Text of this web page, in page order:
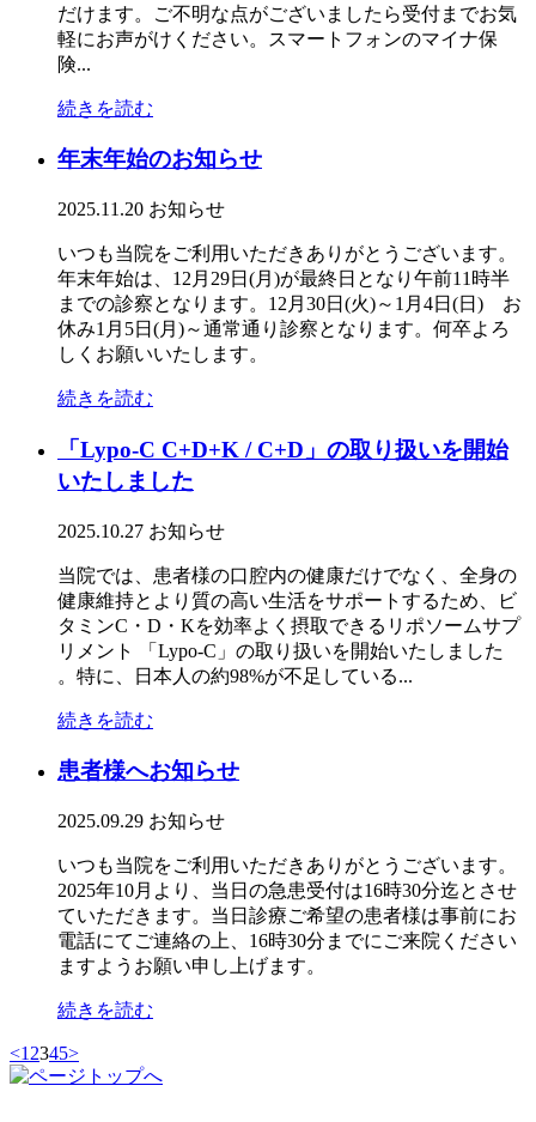
だけます。ご不明な点がございましたら受付までお気
軽にお声がけください。スマートフォンのマイナ保
険...
続きを読む
年末年始のお知らせ
2025.11.20 お知らせ
いつも当院をご利用いただきありがとうございます。
年末年始は、12月29日(月)が最終日となり午前11時半
までの診察となります。12月30日(火)～1月4日(日) お
休み1月5日(月)～通常通り診察となります。何卒よろ
しくお願いいたします。
続きを読む
「Lypo-C C+D+K / C+D」の取り扱いを開始
いたしました
2025.10.27 お知らせ
当院では、患者様の口腔内の健康だけでなく、全身の
健康維持とより質の高い生活をサポートするため、ビ
タミンC・D・Kを効率よく摂取できるリポソームサプ
リメント 「Lypo-C」の取り扱いを開始いたしました
。特に、日本人の約98%が不足している...
続きを読む
患者様へお知らせ
2025.09.29 お知らせ
いつも当院をご利用いただきありがとうございます。
2025年10月より、当日の急患受付は16時30分迄とさせ
ていただきます。当日診療ご希望の患者様は事前にお
電話にてご連絡の上、16時30分までにご来院ください
ますようお願い申し上げます。
続きを読む
<1 2345>